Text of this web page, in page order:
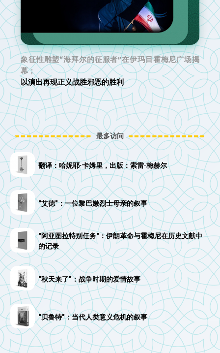
象征性雕塑“海拜尔的征服者”在伊玛目霍梅尼广场揭
幕；
以演出再现正义战胜邪恶的胜利
最多访问
翻译：哈妮耶·卡姆里，出版：索雷·梅赫尔
"艾德"：一位黎巴嫩烈士母亲的叙事
"阿亚图拉特别任务"：伊朗革命与霍梅尼在历史文献中
的记录
"秋天来了"：战争时期的爱情故事
"贝鲁特"：当代人类意义危机的叙事